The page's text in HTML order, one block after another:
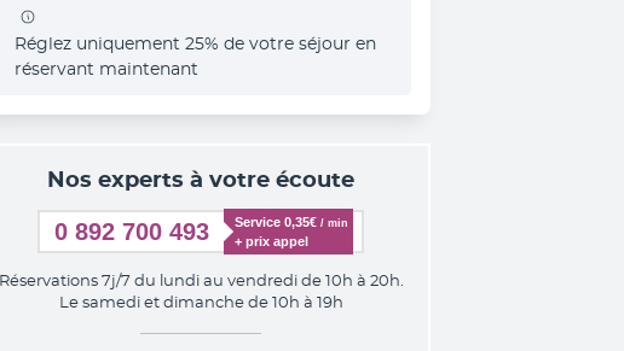
Réglez uniquement 25% de votre séjour en
réservant maintenant
Nos experts à votre écoute
0 892 700 493 Service 0,35€ / min
+ prix appel
Réservations 7j/7 du lundi au vendredi de 10h à 20h.
Le samedi et dimanche de 10h à 19h